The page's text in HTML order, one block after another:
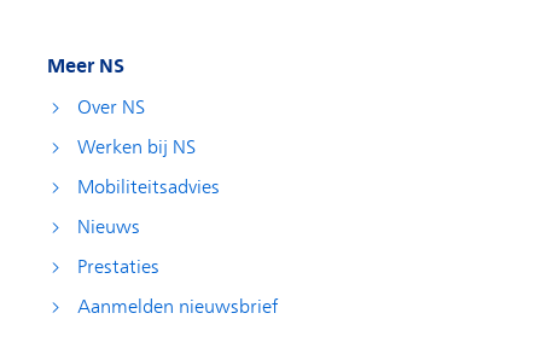
Meer NS
Over NS
Werken bij NS
Mobiliteitsadvies
Nieuws
Prestaties
Aanmelden nieuwsbrief